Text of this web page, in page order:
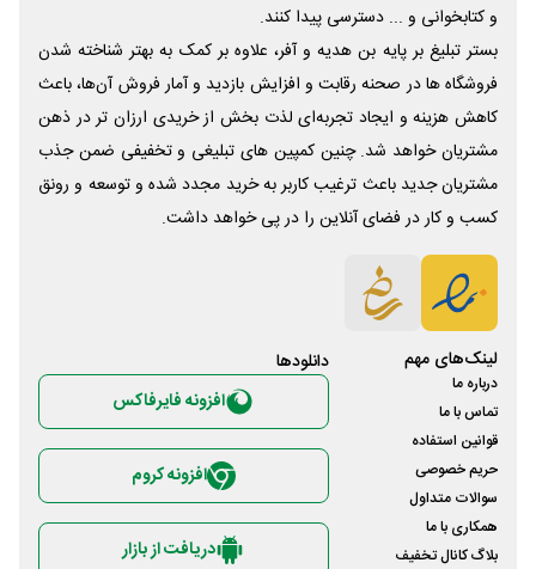
و کتابخوانی و ... دسترسی پیدا کنند.
بستر تبلیغ بر پایه بن هدیه و آفر، علاوه بر کمک به بهتر شناخته شدن
فروشگاه ها در صحنه رقابت و افزایش بازدید و آمار فروش آن‌ها، باعث
کاهش هزینه و ایجاد تجربه‌ای لذت بخش از خریدی ارزان تر در ذهن
مشتریان خواهد شد. چنین کمپین های تبلیغی و تخفیفی ضمن جذب
مشتریان جدید باعث ترغیب کاربر به خرید مجدد شده و توسعه و رونق
کسب و کار در فضای آنلاین را در پی خواهد داشت.
لینک‌های مهم
درباره ما
تماس با ما
قوانین استفاده
حریم خصوصی
سوالات متداول
همکاری با ما
بلاگ کانال تخفیف
دانلود‌ها
افزونه فایرفاکس
افزونه کروم
دریافت از بازار